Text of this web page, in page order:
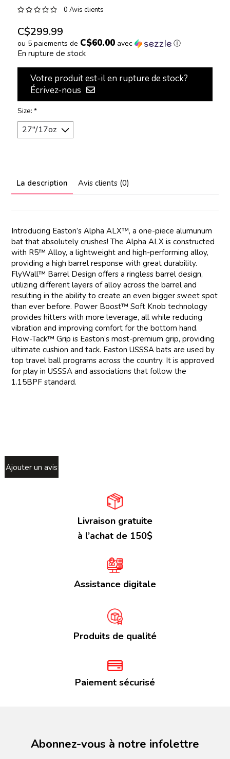
0 Avis clients
C$299.99
ou 5 paiements de C$60.00avec ⓘ
En rupture de stock
Votre produit est-il en rupture de stock?
Écrivez-nous
Size: *
La description Avis clients (0)
Introducing Easton’s Alpha ALX™, a one-piece alumunum
bat that absolutely crushes! The Alpha ALX is constructed
with R5™ Alloy, a lightweight and high-performing alloy,
providing a high barrel response with great durability.
FlyWall™ Barrel Design offers a ringless barrel design,
utilizing different layers of alloy across the barrel and
resulting in the ability to create an even bigger sweet spot
than ever before. Power Boost™ Soft Knob technology
provides hitters with more leverage, all while reducing
vibration and improving comfort for the bottom hand.
Flow-Tack™ Grip is Easton’s most-premium grip, providing
ultimate cushion and tack. Easton USSSA bats are used by
top travel ball programs across the country. It is approved
for play in USSSA and associations that follow the
1.15BPF standard.
Ajouter un avis
Livraison gratuite
à l’achat de 150$
Assistance digitale
Produits de qualité
Paiement sécurisé
Abonnez-vous à notre infolettre